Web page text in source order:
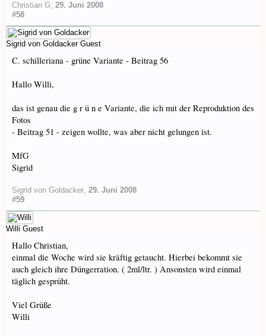
Christian G, 29. Juni 2008
#58
Sigrid von Goldacker Guest
C. schilleriana - grüne Variante - Beitrag 56
Hallo Willi,
das ist genau die g r ü n e Variante, die ich mit der Reproduktion des
Fotos
- Beitrag 51 - zeigen wollte, was aber nicht gelungen ist.
MfG
Sigrid
Sigrid von Goldacker, 29. Juni 2008
#59
Willi Guest
Hallo Christian,
einmal die Woche wird sie kräftig getaucht. Hierbei bekommt sie
auch gleich ihre Düngerration. ( 2ml/ltr. ) Ansonsten wird einmal
täglich gesprüht.
Viel Grüße
Willi